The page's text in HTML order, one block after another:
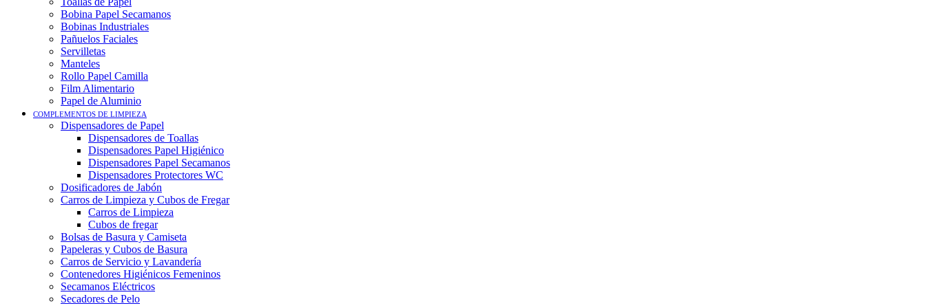
Bobina Papel Secamanos
Bobinas Industriales
Pañuelos Faciales
Servilletas
Manteles
Rollo Papel Camilla
Film Alimentario
Papel de Aluminio
COMPLEMENTOS DE LIMPIEZA
Dispensadores de Papel
Dispensadores de Toallas
Dispensadores Papel Higiénico
Dispensadores Papel Secamanos
Dispensadores Protectores WC
Dosificadores de Jabón
Carros de Limpieza y Cubos de Fregar
Carros de Limpieza
Cubos de fregar
Bolsas de Basura y Camiseta
Papeleras y Cubos de Basura
Carros de Servicio y Lavandería
Contenedores Higiénicos Femeninos
Secamanos Eléctricos
Secadores de Pelo